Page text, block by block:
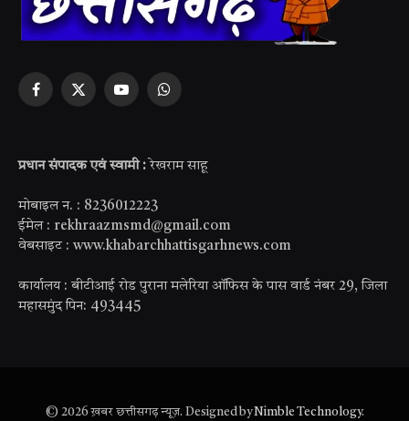
Facebook
X
YouTubeWhatsApp
प्रधान संपादक एवं स्वामी : रेखराम साहू
मोबाइल न. : 8236012223
ईमेल : rekhraazmsmd@gmail.com
वेबसाइट : www.khabarchhattisgarhnews.com
कार्यालय : बीटीआई रोड पुराना मलेरिया ऑफिस के पास वार्ड नंबर 29, जिला
महासमुंद पिन: 493445
© 2026 ख़बर छत्तीसगढ़ न्यूज़. Designed byNimble Technology.